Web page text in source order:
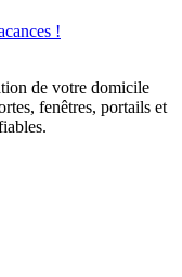
!
de votre domicile
fenêtres, portails et